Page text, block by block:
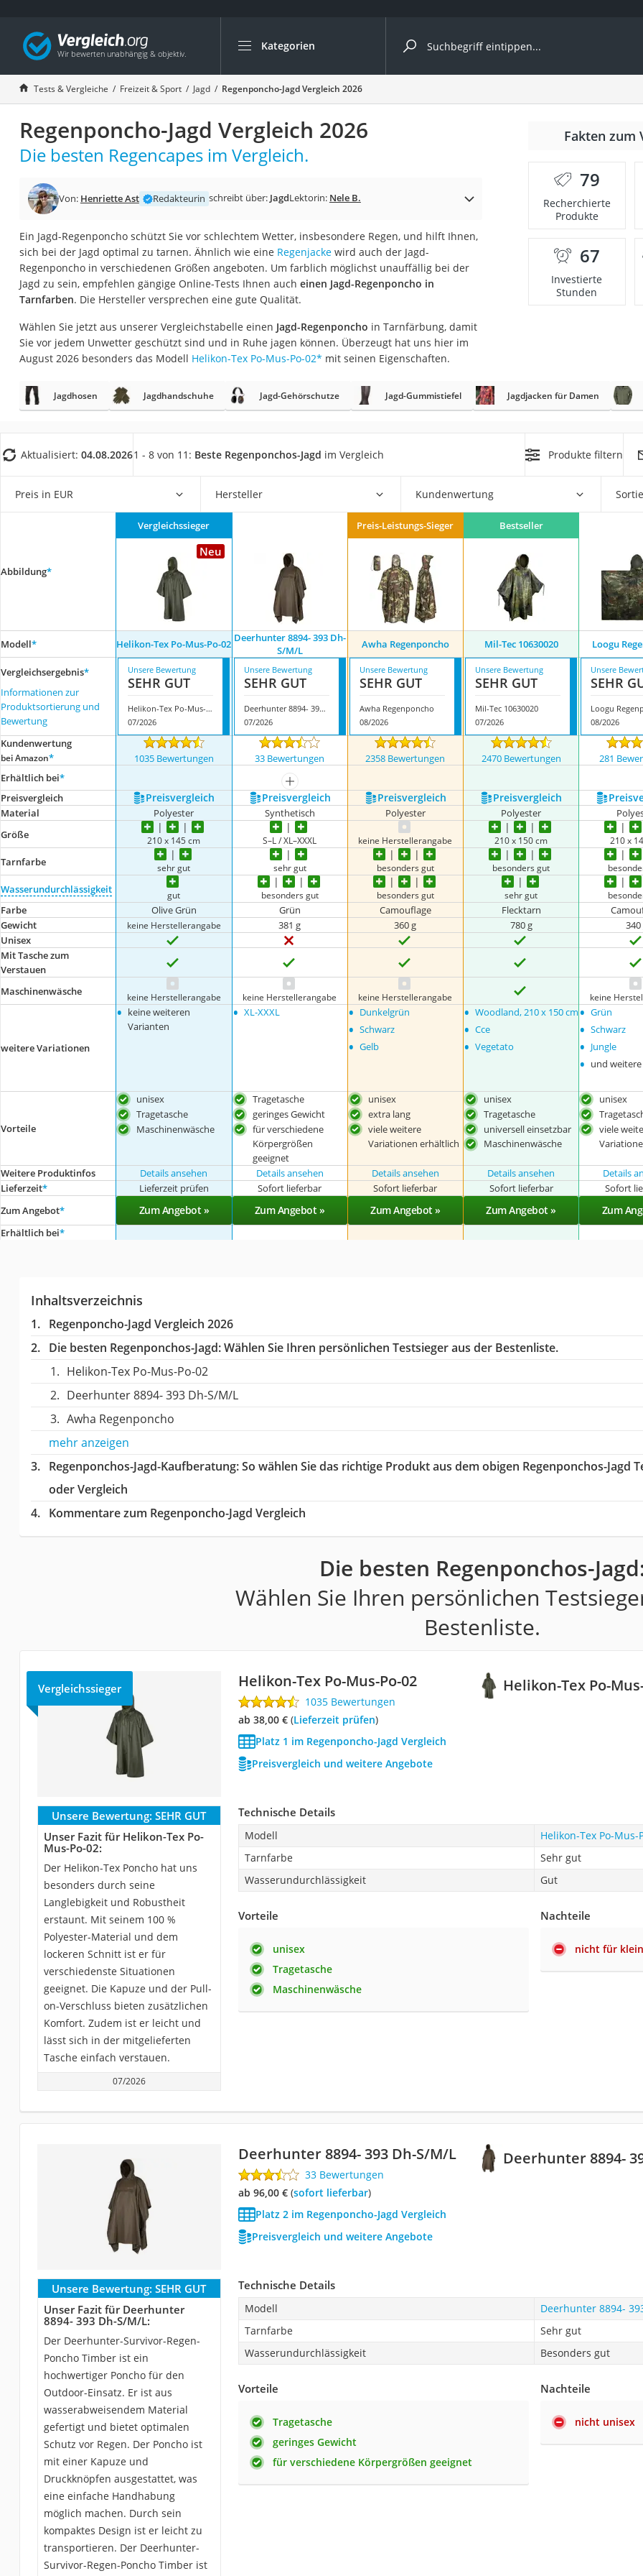
Kategorien
Die beliebtesten Vergleiche nach Kategorie
Freizeit & Sport
Gartentrampolin
Trampolin
Metalldetektor
Eufab-Fahrradträger
Trampolin 366 cm
Aluminium-Koffer
Futterboot
Air Bike
E-Bike-Dreirad
Trekkingschuhe Herren
Reisetasche mit Rollen
Koffer
Faltschloss
Vibrationsplatte
Wanderschuhe Herren
Sicherheitsweste Reiten
Service
Tests & Vergleiche Freizeit & Sport Jagd Regenponcho-Jagd Vergleich 2026
Regenponcho-Jagd Vergleich 2026
Die besten Regencapes im Vergleich.
Von: Henriette Ast Redakteurin schreibt über: JagdLektorin: Nele B.
Ein Jagd-Regenponcho schützt Sie vor schlechtem Wetter, insbesondere Regen, und hilft Ihnen,
sich bei der Jagd optimal zu tarnen. Ähnlich wie eine Regenjackewird auch der Jagd-
Regenponcho in verschiedenen Größen angeboten. Um farblich möglichst unauffällig bei der
Jagd zu sein, empfehlen gängige Online-Tests Ihnen auch einen Jagd-Regenponcho in
Tarnfarben. Die Hersteller versprechen eine gute Qualität.
Wählen Sie jetzt aus unserer Vergleichstabelle einen Jagd-Regenponcho in Tarnfärbung, damit
Sie vor jedem Unwetter geschützt sind und in Ruhe jagen können. Überzeugt hat uns hier im
August 2026 besonders das Modell Helikon-Tex Po-Mus-Po-02* mit seinen Eigenschaften.
Fakten zum
79
Recherchierte
Produkte
67
Investierte
Stunden
Jagdhosen Jagdhandschuhe Jagd-Gehörschutze Jagd-Gummistiefel Jagdjacken für Damen
Aktualisiert: 04.08.20261 - 8 von 11: Beste Regenponchos-Jagd im Vergleich Produkte filtern
Preis in EUR Hersteller Kundenwertung
Abbildung*
Vergleichssieger
Neu
Preis-Leistungs-Sieger Bestseller
Modell* Helikon-Tex Po-Mus-Po-02 Deerhunter ‎8894- 393 Dh-
S/M/L
Awha Regenponcho Mil-Tec 10630020 Loogu
Vergleichsergebnis*
Informationen zur
Produktsortierung und
Bewertung
Unsere Bewertung
SEHR GUT
Helikon-Tex Po-Mus-Po-02
07/2026
Unsere Bewertung
SEHR GUT
Deerhunter ‎8894- 393 Dh-S/M/L
07/2026
Unsere Bewertung
SEHR GUT
Awha Regenponcho
08/2026
Unsere Bewertung
SEHR GUT
Mil-Tec 10630020
07/2026
Unsere
SEHR
Loogu
08/2026
Kundenwertung
bei Amazon* 1035 Bewertungen 33 Bewertungen 2358 Bewertungen 2470 Bewertungen 281
Erhältlich bei*
mehr anzeigen
Preis­vergleich
Preis­vergleich Preis­vergleich Preis­vergleich Preis­vergleich
Material Polyester Synthetisch Polyester Polyester
Größe
210 x 145 cm S–L / XL–XXXL keine Herstellerangabe 210 x 150 cm 210 x
Tarnfarbe sehr gut sehr gut besonders gut besonders gut
Wasserundurchlässigkeit gut besonders gut besonders gut sehr gut
Farbe Olive Grün Grün Camouflage Flecktarn
Gewicht
keine Herstellerangabe 381 g 360 g 780 g 340
Unisex
Mit Tasche zum
Verstauen
Maschinenwäsche
keine Herstellerangabe keine Herstellerangabe keine Herstellerangabe keine
weitere Variationen
• keine weiteren
Varianten
• XL-XXXL • Dunkelgrün
• Schwarz
• Gelb
• Woodland, 210 x 150 cm
• Cce
• Vegetato
• Grün
• Schwarz
• Jungle
• und weitere
Vorteile
unisex
Tragetasche
Maschinenwäsche
Tragetasche
geringes Gewicht
für verschiedene
Körpergrößen
geeignet
unisex
extra lang
viele weitere
Variationen erhältlich
unisex
Tragetasche
universell einsetzbar
Maschinenwäsche
unisex
viele
Weitere Produktinfos Details ansehen Details ansehen Details ansehen Details ansehen Details
Lieferzeit* Lieferzeit prüfen Sofort lieferbar Sofort lieferbar Sofort lieferbar Sofort
Zum Angebot* Zum Angebot » Zum Angebot » Zum Angebot » Zum Angebot » Zum
Erhältlich bei*
Inhaltsverzeichnis
Regenponcho-Jagd Vergleich 2026
Die besten Regenponchos-Jagd:Wählen Sie Ihren persönlichen Testsieger aus der Bestenliste.
Helikon-Tex Po-Mus-Po-02
Deerhunter ‎8894- 393 Dh-S/M/L
Awha Regenponcho
mehr anzeigen
Regenponchos-Jagd-Kaufberatung: So wählen Sie das richtige Produkt aus dem obigen Regenponchos-Jagd
oder Vergleich
Kommentare zum Regenponcho-Jagd Vergleich
Die besten Regenponchos-
Wählen Sie Ihren persönlichen
Bestenliste.
Helikon-Tex Po-
Vergleichssieger Helikon-Tex Po-Mus-Po-02
1035 Bewertungen
ab 38,00 €(Lieferzeit prüfen)
Platz 1 im Regenponcho-Jagd Vergleich
Preisvergleich und weitere Angebote
Unsere Bewertung: SEHR GUT
Unser Fazit für Helikon-Tex Po-
Mus-Po-02:
Der Helikon-Tex Poncho hat uns
besonders durch seine
Langlebigkeit und Robustheit
erstaunt. Mit seinem 100 %
Polyester-Material und dem
lockeren Schnitt ist er für
verschiedenste Situationen
geeignet. Die Kapuze und der Pull-
on-Verschluss bieten zusätzlichen
Komfort. Zudem ist er leicht und
lässt sich in der mitgelieferten
Tasche einfach verstauen.
07/2026
Technische Details
Modell
Helikon-Tex Po-Mus-
Tarnfarbe
Sehr gut
Wasserundurchlässigkeit
Gut
Vorteile
unisex
Tragetasche
Maschinenwäsche
Nachteile
nicht für
Deerhunter ‎8894-
Deerhunter ‎8894- 393 Dh-S/M/L
33 Bewertungen
ab 96,00 €( Sofort lieferbar)
Platz 2 im Regenponcho-Jagd Vergleich
Preisvergleich und weitere Angebote
Unsere Bewertung: SEHR GUT
Unser Fazit für Deerhunter
‎8894- 393 Dh-S/M/L:
Der Deerhunter-Survivor-Regen-
Poncho Timber ist ein
hochwertiger Poncho für den
Outdoor-Einsatz. Er ist aus
wasserabweisendem Material
gefertigt und bietet optimalen
Schutz vor Regen. Der Poncho ist
mit einer Kapuze und
Druckknöpfen ausgestattet, was
eine einfache Handhabung
möglich machen. Durch sein
kompaktes Design ist er leicht zu
transportieren. Der Deerhunter-
Survivor-Regen-Poncho Timber ist
Technische Details
Modell
Deerhunter ‎8894-
Tarnfarbe
Sehr gut
Wasserundurchlässigkeit
Besonders gut
Vorteile
Tragetasche
geringes Gewicht
für verschiedene Körpergrößen geeignet
Nachteile
nicht unisex